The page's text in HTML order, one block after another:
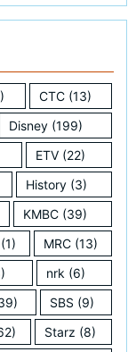
CTC(13)
Disney (199)
ETV (22)
History (3)
KMBC(39)
(1) MRC(13)
nrk (6)
SBS (9)
Starz (8)